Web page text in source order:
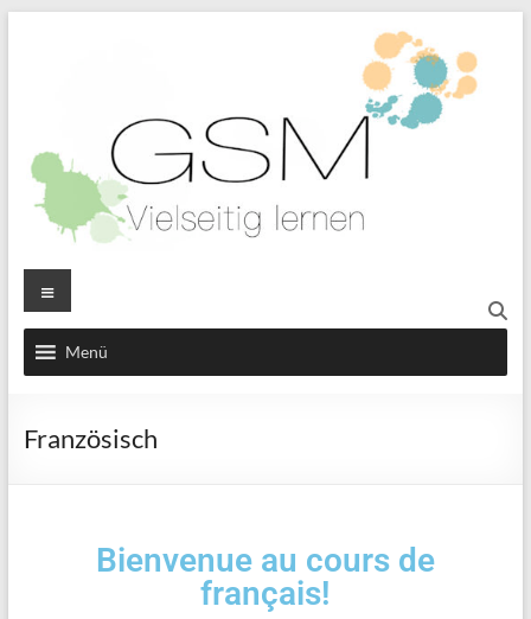
Menü
Französisch
Bienvenue au cours de
français!